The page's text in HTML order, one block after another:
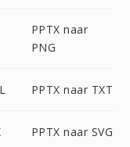
PPTX naar
PNG
PPTX naar TXT
PPTX naar SVG